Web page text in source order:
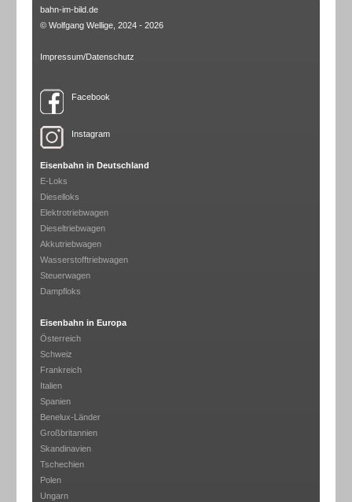
bahn-im-bild.de
© Wolfgang Wellige, 2024 - 2026
Impressum/Datenschutz
Facebook
Instagram
Eisenbahn in Deutschland
E-Loks
Dieselloks
Elektrotriebwagen
Dieseltriebwagen
Akkutriebwagen
Wasserstofftriebwagen
Steuerwagen
Dampfloks
Eisenbahn in Europa
Österreich
Schweiz
Frankreich
Italien
Spanien
Benelux-Länder
Großbritannien
Skandinavien
Tschechien
Polen
Ungarn